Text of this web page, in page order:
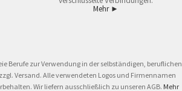
Mehr ►
Berufe zur Verwendung in der selbständigen, beruflichen
Versand. Alle verwendeten Logos und Firmennamen
Wir liefern ausschließlich zu unseren AGB. Mehr